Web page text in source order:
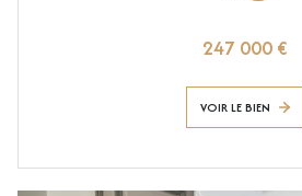
247 000 €
VOIR LE BIEN